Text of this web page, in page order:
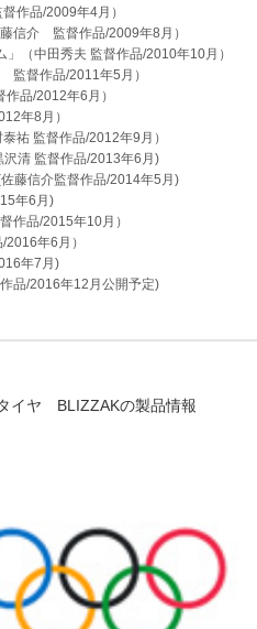
作品/2009年4月）
信介 監督作品/2009年8月）
（中田秀夫 監督作品/2010年10月）
督作品/2011年5月）
作品/2012年6月）
年8月）
祐 監督作品/2012年9月）
沢清 監督作品/2013年6月)
藤信介監督作品/2014年5月)
年6月)
作品/2015年10月）
2016年6月）
年7月)
品/2016年12月公開予定)
イヤ BLIZZAKの製品情報